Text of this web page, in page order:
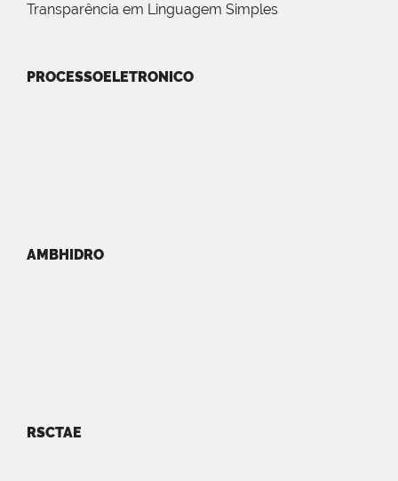
Transparência em Linguagem Simples
PROCESSOELETRONICO
AMBHIDRO
RSCTAE